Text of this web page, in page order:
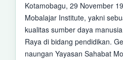
Kotamobagu, 29 November
Mobalajar Institute, yakni
kualitas sumber daya
Raya di bidang pendidikan.
naungan Yayasan Sahabat